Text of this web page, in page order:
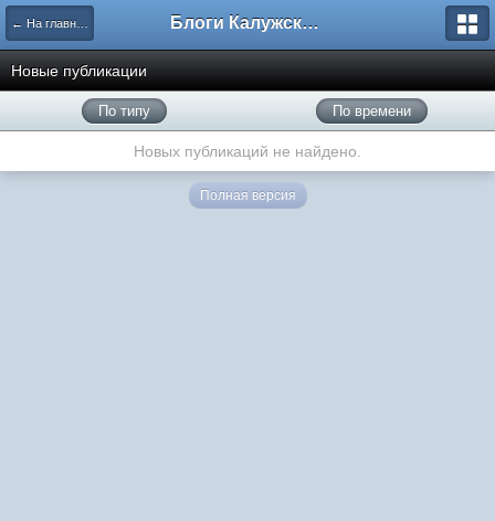
← На главную Блоги Калужского перекрестка
Новые публикации
По типу По времени
Новых публикаций не найдено.
Полная версия